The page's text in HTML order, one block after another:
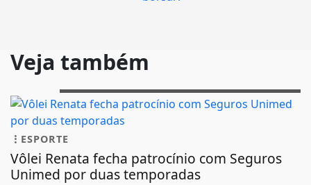
Veja também
ESPORTE
Vôlei Renata fecha patrocínio com Seguros
Unimed por duas temporadas